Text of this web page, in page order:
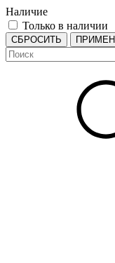
Наличие
Только в наличии
СБРОСИТЬ